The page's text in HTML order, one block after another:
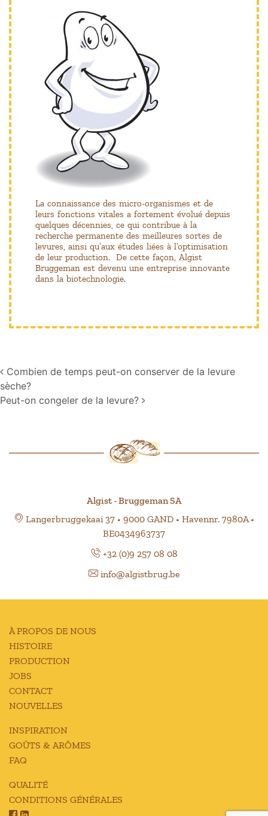
La connaissance des micro-organismes et de
leurs fonctions vitales a fortement évolué depuis
quelques décennies, ce qui contribue à la
recherche permanente des meilleures sortes de
levures, ainsi qu’aux études liées à l’optimisation
de leur production. De cette façon, Algist
Bruggeman est devenu une entreprise innovante
dans la biotechnologie.
Navigation
Combien de temps peut-on conserver de la levure
sèche?
Peut-on congeler de la levure?
Algist - Bruggeman SA
Langerbruggekaai 37 • 9000 GAND • Havennr. 7980A •
BE0434963737
+32 (0)9 257 08 08
info@algistbrug.be
À PROPOS DE NOUS
HISTOIRE
PRODUCTION
JOBS
CONTACT
NOUVELLES
INSPIRATION
GOÛTS & ARÔMES
FAQ
QUALITÉ
CONDITIONS GÉNÉRALES